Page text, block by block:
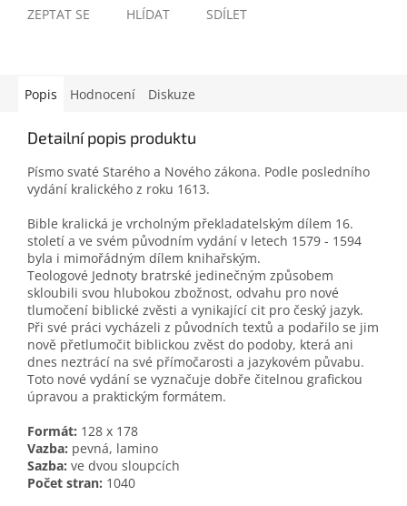
ZEPTAT SE HLÍDAT SDÍLET
Popis Hodnocení Diskuze
Detailní popis produktu
Písmo svaté Starého a Nového zákona. Podle posledního
vydání kralického z roku 1613.
Bible kralická je vrcholným překladatelským dílem 16.
století a ve svém původním vydání v letech 1579 - 1594
byla i mimořádným dílem knihařským.
Teologové Jednoty bratrské jedinečným způsobem
skloubili svou hlubokou zbožnost, odvahu pro nové
tlumočení biblické zvěsti a vynikající cit pro český jazyk.
Při své práci vycházeli z původních textů a podařilo se jim
nově přetlumočit biblickou zvěst do podoby, která ani
dnes neztrácí na své přímočarosti a jazykovém půvabu.
Toto nové vydání se vyznačuje dobře čitelnou grafickou
úpravou a praktickým formátem.
Formát: 128 x 178
Vazba: pevná, lamino
Sazba: ve dvou sloupcích
Počet stran: 1040